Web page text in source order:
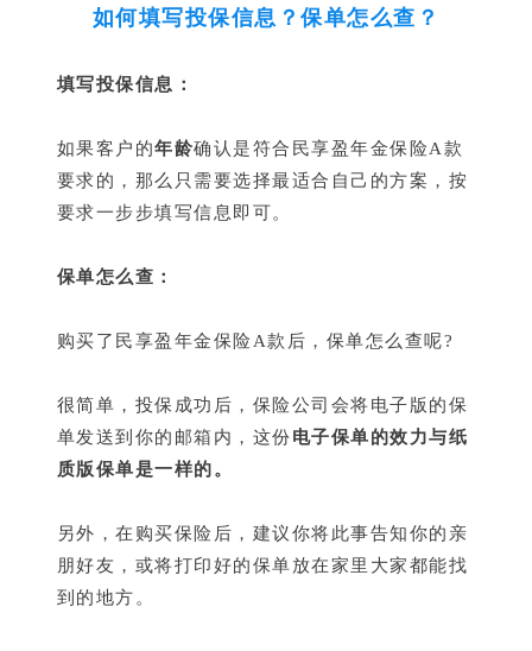
如何填写投保信息？保单怎么查？
填写投保信息：
如果客户的年龄确认是符合民享盈年金保险A款
要求的，那么只需要选择最适合自己的方案，按
要求一步步填写信息即可。
保单怎么查：
购买了民享盈年金保险A款后，保单怎么查呢?
很简单，投保成功后，保险公司会将电子版的保
单发送到你的邮箱内，这份电子保单的效力与纸
质版保单是一样的。
另外，在购买保险后，建议你将此事告知你的亲
朋好友，或将打印好的保单放在家里大家都能找
到的地方。